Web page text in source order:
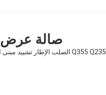
صالة عرض
Q355 Q235 الصلب الإطار تشييد مبنى المكاتب الجاهزة